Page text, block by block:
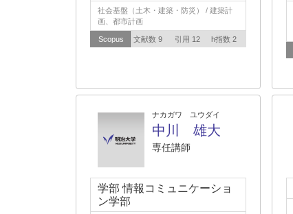
社会基盤（土木・建築・防災） / 建築計
画、都市計画
Scopus 文献数 9 引用 12 h指数 2
ナカガワ ユウダイ
中川 雄大
専任講師
学部 情報コミュニケーショ
ン学部